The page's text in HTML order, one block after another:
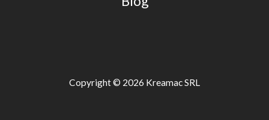
Copyright © 2026 Kreamac SRL